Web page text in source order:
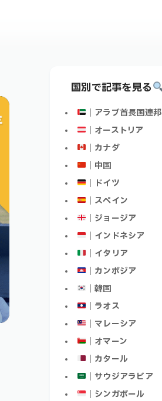
国別で記事を見る
｜アラブ首長国連邦
｜オーストリア
｜カナダ
｜中国
｜ドイツ
｜スペイン
｜ジョージア
｜インドネシア
｜イタリア
｜カンボジア
｜韓国
｜ラオス
｜マレーシア
｜オマーン
｜カタール
｜サウジアラビア
｜シンガポール